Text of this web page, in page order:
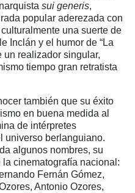
sui generis,
popular aderezada con
una suerte de
Inclán y el humor de “La
un realizador singular,
tiempo gran retratista
también que su éxito
en buena medida al
de intérpretes
universo berlanguiano.
algunos nombres, su
cinematografía nacional:
Fernán Gómez,
Antonio Ozores,